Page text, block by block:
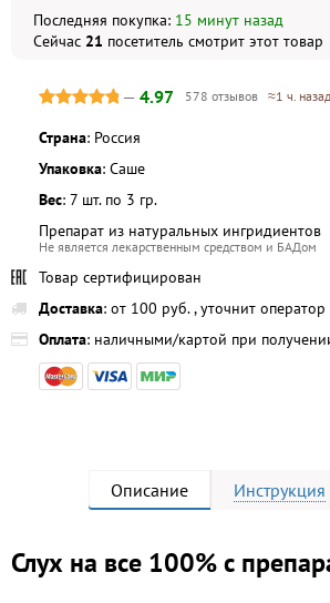
Последняя покупка: 15 минут назад
Сейчас 21 посетитель смотрит этот товар
— 4.97 578 отзывов ≈1 ч. назад
Страна: Россия
Упаковка: Саше
Вес: 7 шт. по 3 гр.
Препарат из натуральных ингридиентов
Не является лекарственным средством и БАДом
Товар сертифицирован
Доставка: от 100 руб. , уточнит оператор
Оплата: наличными/картой при
Описание Инструкция
Слух на все 100% с